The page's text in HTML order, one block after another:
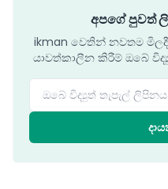
අපගේ පුවත්
ikman වෙතින් නවතම
යාවත්කාලීන කිරීම් ඔබේ
ඔබේ විද්‍යුත් තැපැල්